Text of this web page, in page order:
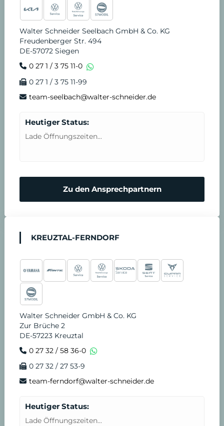
Walter Schneider Seelbach GmbH & Co. KG
Freudenberger Str. 494
DE-57072 Siegen
0 27 1 / 3 75 11-0
0 27 1 / 3 75 11-99
team-seelbach@walter-schneider.de
Heutiger Status:
Lade Öffnungszeiten...
Zu den Ansprechpartnern
KREUZTAL-FERNDORF
Walter Schneider GmbH & Co. KG
Zur Brüche 2
DE-57223 Kreuztal
0 27 32 / 58 36-0
0 27 32 / 27 53-9
team-ferndorf@walter-schneider.de
Heutiger Status:
Lade Öffnungszeiten...